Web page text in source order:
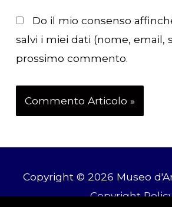
Do il mio consenso
salvi i miei dati (nome, email,
prossimo commento.
Copyright © 2026 Museo
Copyright